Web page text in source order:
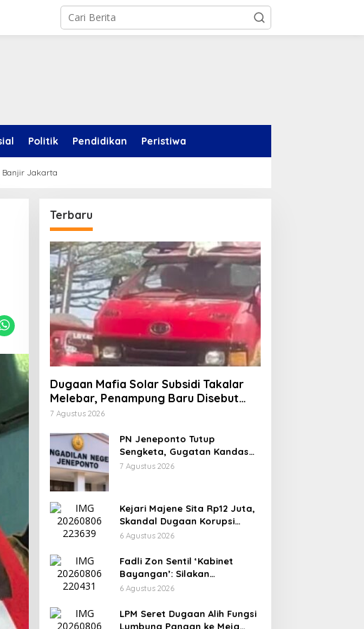
Politik Pendidikan Peristiwa
Banjir Jakarta
Terbaru
Dugaan Mafia Solar Subsidi Takalar
Melebar, Penampung Baru Disebut
Muncul
7 Agustus 2026
PN Jeneponto Tutup
Sengketa, Gugatan Kandas
dan Inkracht Sejak 2022
7 Agustus 2026
Kejari Majene Sita Rp12 Juta,
Skandal Dugaan Korupsi
Dana Guru dan TPP Mulai
6 Agustus 2026
Fadli Zon Sentil ‘Kabinet
Bayangan’: Silakan
Mengkritik, Asal Jangan
6 Agustus 2026
LPM Seret Dugaan Alih Fungsi
Lumbung Pangan ke Meja